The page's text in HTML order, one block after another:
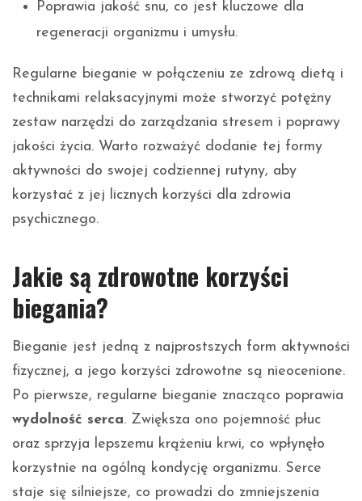
Poprawia jakość snu, co jest kluczowe dla
regeneracji organizmu i umysłu.
Regularne bieganie w połączeniu ze zdrową dietą i
technikami relaksacyjnymi może stworzyć potężny
zestaw narzędzi do zarządzania stresem i poprawy
jakości życia. Warto rozważyć dodanie tej formy
aktywności do swojej codziennej rutyny, aby
korzystać z jej licznych korzyści dla zdrowia
psychicznego.
Jakie są zdrowotne korzyści
biegania?
Bieganie jest jedną z najprostszych form aktywności
fizycznej, a jego korzyści zdrowotne są nieocenione.
Po pierwsze, regularne bieganie znacząco poprawia
wydolność serca. Zwiększa ono pojemność płuc
oraz sprzyja lepszemu krążeniu krwi, co wpłynęło
korzystnie na ogólną kondycję organizmu. Serce
staje się silniejsze, co prowadzi do zmniejszenia